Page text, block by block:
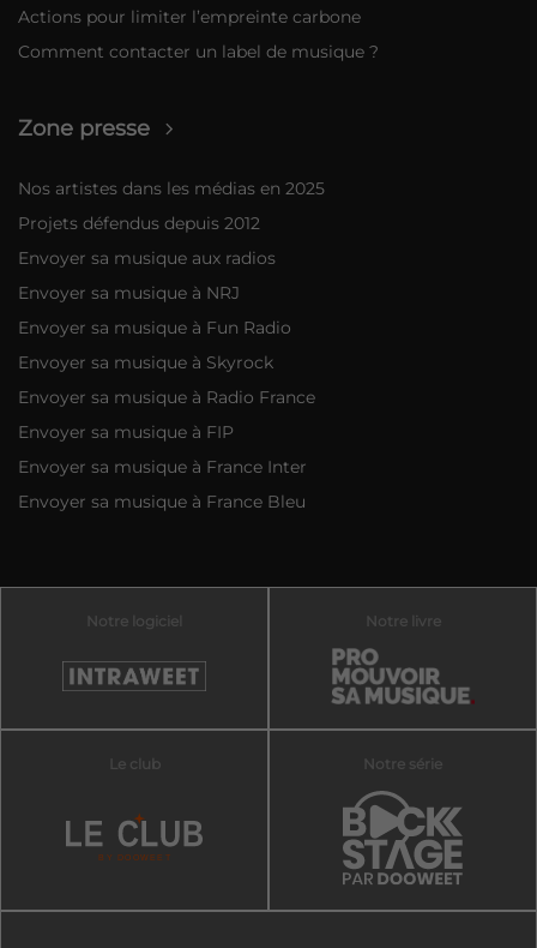
Actions pour limiter l’empreinte carbone
Comment contacter un label de musique ?
Zone presse
Nos artistes dans les médias en 2025
Projets défendus depuis 2012
Envoyer sa musique aux radios
Envoyer sa musique à NRJ
Envoyer sa musique à Fun Radio
Envoyer sa musique à Skyrock
Envoyer sa musique à Radio France
Envoyer sa musique à FIP
Envoyer sa musique à France Inter
Envoyer sa musique à France Bleu
Notre logiciel Notre livre
Le club Notre série